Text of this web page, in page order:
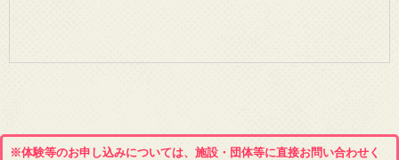
※体験等のお申し込みについては、施設・団体等に直接お問い合わせく